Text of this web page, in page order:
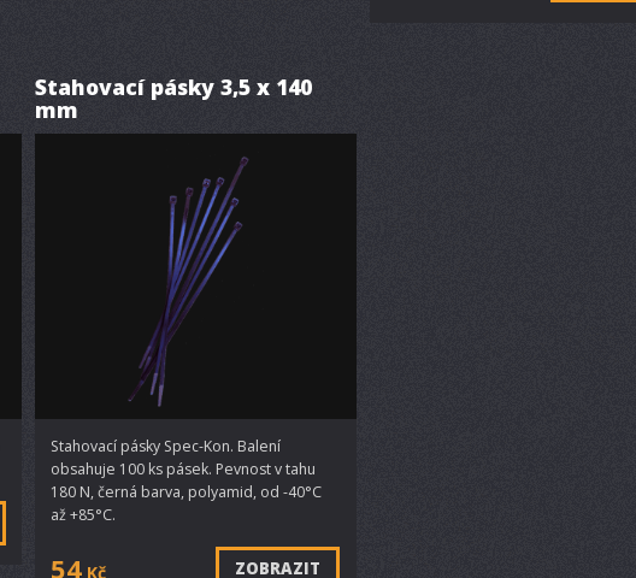
Stahovací pásky 3,5 x 140
mm
Stahovací pásky Spec-Kon. Balení
obsahuje 100 ks pásek. Pevnost v tahu
180 N, černá barva, polyamid, od -40°C
až +85°C.
54Kč ZOBRAZIT